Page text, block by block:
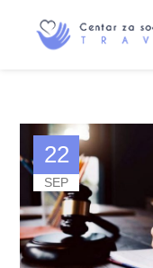
22
SEP